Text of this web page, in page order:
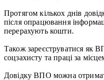
Протягом кількох днів
після опрацювання
перерахують кошти.
Також зареєструватися як
соцзахисту та праці за
Довідку ВПО можна